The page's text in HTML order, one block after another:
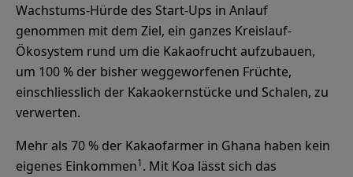
Wachstums-Hürde des Start-Ups in Anlauf
genommen mit dem Ziel, ein ganzes Kreislauf-
Ökosystem rund um die Kakaofrucht aufzubauen,
um 100 % der bisher weggeworfenen Früchte,
einschliesslich der Kakaokernstücke und Schalen, zu
verwerten.
Mehr als 70 % der Kakaofarmer in Ghana haben kein
eigenes Einkommen1. Mit Koa lässt sich das